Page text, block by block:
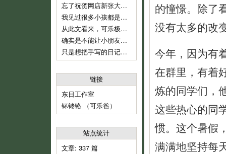
忘了祝贺网店新张大吉，生意兴隆！！
我见过很多小孩都是这样，二岁左右是特别不乖的时期，自我意识开始膨胀，以逆反为乐，给他说道理又不懂，这是正常的，小桃你已经很有耐心了
从此文看来，可乐极具创意，涂鸦都这么有风格，玩汽车还玩得这么有门道。亲亲可乐赞一个！
确实是不能让小朋友单独坐的，一个急刹车就很危险了。我也是很短的路途而且低峰期才敢单独让他坐车的。
只是想把手写的日记送给可乐，毕竟觉得手写本看起来要比电子版有感觉一些。当然，以后也会常更新可乐的一些成长记录上来和大家分享的。
链接
东日工作室
钚铑铬 （可乐爸）
站点统计
文章: 337 篇
的憧憬。除了
没有太多的改
今年，因为有
在群里，有着
炼的同学们，
这些热心的同
惯。这个暑假
满满地坚持每